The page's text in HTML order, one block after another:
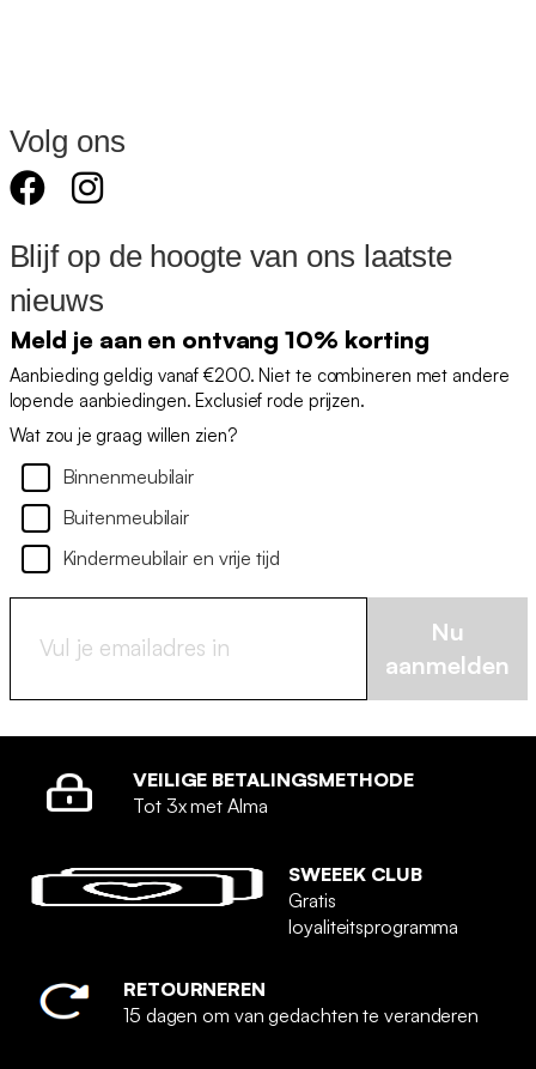
Volg ons
Blijf op de hoogte van ons laatste
nieuws
Meld je aan en ontvang 10% korting
Aanbieding geldig vanaf €200. Niet te combineren met andere
lopende aanbiedingen. Exclusief rode prijzen.
Wat zou je graag willen zien?
Binnenmeubilair
Buitenmeubilair
Kindermeubilair en vrije tijd
Nu
aanmelden
VEILIGE BETALINGSMETHODE
Tot 3x met Alma
SWEEEK CLUB
Gratis
loyaliteitsprogramma
RETOURNEREN
15 dagen om van gedachten te veranderen